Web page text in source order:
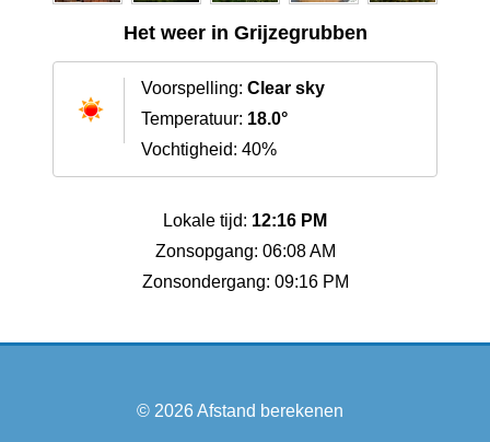
Het weer in Grijzegrubben
Voorspelling: Clear sky
Temperatuur: 18.0°
Vochtigheid: 40%
Lokale tijd: 12:16 PM
Zonsopgang: 06:08 AM
Zonsondergang: 09:16 PM
© 2026Afstand berekenen